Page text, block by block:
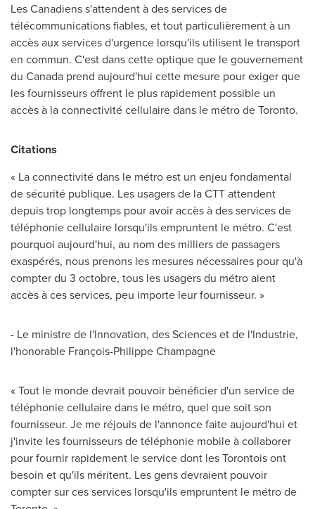
Les Canadiens s'attendent à des services de
télécommunications fiables, et tout particulièrement à un
accès aux services d'urgence lorsqu'ils utilisent le transport
en commun. C'est dans cette optique que le gouvernement
du Canada prend aujourd'hui cette mesure pour exiger que
les fournisseurs offrent le plus rapidement possible un
accès à la connectivité cellulaire dans le métro deToronto.
Citations
« La connectivité dans le métro est un enjeu fondamental
de sécurité publique. Les usagers de la CTT attendent
depuis trop longtemps pour avoir accès à des services de
téléphonie cellulaire lorsqu'ils empruntent le métro. C'est
pourquoi aujourd'hui, au nom des milliers de passagers
exaspérés, nous prenons les mesures nécessaires pour qu'à
compter du 3 octobre, tous les usagers du métro aient
accès à ces services, peu importe leur fournisseur. »
- Le ministre de l'Innovation, des Sciences et de l'Industrie,
l'honorable François-Philippe Champagne
« Tout le monde devrait pouvoir bénéficier d'un service de
téléphonie cellulaire dans le métro, quel que soit son
fournisseur. Je me réjouis de l'annonce faite aujourd'hui et
j'invite les fournisseurs de téléphonie mobile à collaborer
pour fournir rapidement le service dont les Torontois ont
besoin et qu'ils méritent. Les gens devraient pouvoir
compter sur ces services lorsqu'ils empruntent le métro de